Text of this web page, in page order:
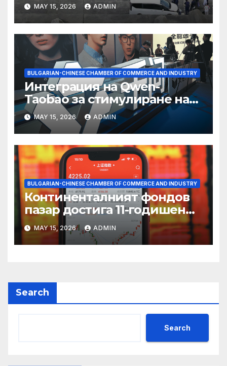
MAY 15, 2026 ADMIN
BULGARIAN-CHINESE CHAMBER OF COMMERCE AND INDUSTRY
Интеграция на Qwen-
Taobao за стимулиране на
пазаруването 618
MAY 15, 2026 ADMIN
BULGARIAN-CHINESE CHAMBER OF COMMERCE AND INDUSTRY
Континенталният фондов
пазар достига 11-годишен
връх
MAY 15, 2026 ADMIN
Search
Search